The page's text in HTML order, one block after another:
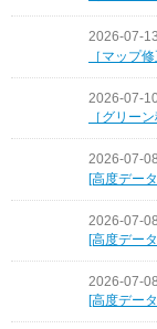
2026-07-13
［マップ
2026-07-
［グリー
2026-07-08
[高度デー
2026-07-08
[高度デー
2026-07-08
[高度デー